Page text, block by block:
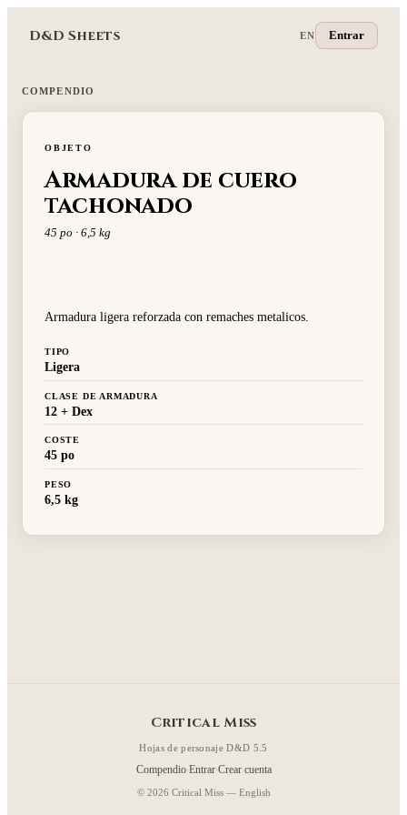
D&D Sheets EN Entrar
COMPENDIO
OBJETO
Armadura de cuero
tachonado
45 po · 6,5 kg
Armadura ligera reforzada con remaches metalicos.
TIPO
Ligera
CLASE DE ARMADURA
12 + Dex
COSTE
45 po
PESO
6,5 kg
Critical Miss
Hojas de personaje D&D 5.5
Compendio·Entrar·Crear cuenta
© 2026 Critical Miss — English